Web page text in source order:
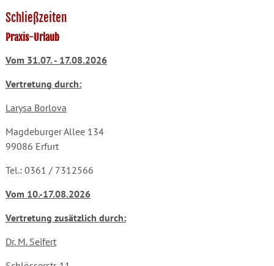
Schließzeiten
Praxis-Urlaub
Vom 31.07. - 17.08.2026
Vertretung durch:
Larysa Borlova
Magdeburger Allee 134
99086 Erfurt
Tel.: 0361 / 7312566
Vom 10.-17.08.2026
Vertretung zusätzlich durch:
Dr. M. Seifert